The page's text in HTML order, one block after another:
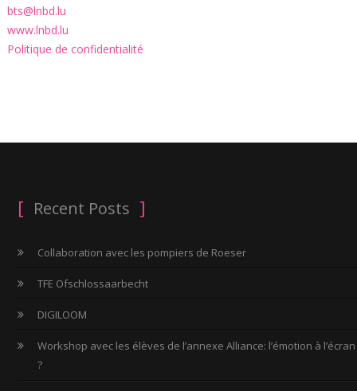
bts@lnbd.lu
www.lnbd.lu
Politique de confidentialité
Recent Posts
Collaboration avec les pompiers de Roeser
TFE Ofschlossaarbecht
DIGILOOM
Workshop avec les élèves de l’annexe Alliance: l’émotion à l’écran
?